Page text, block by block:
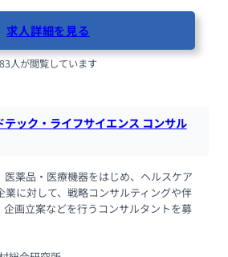
求人詳細を見る
83人が閲覧しています
ック・ライフサイエンス コンサル
医薬品・医療機器をはじめ、ヘルスケア
業に対して、戦略コンサルティングや伴
企画立案などを行うコンサルタントを募